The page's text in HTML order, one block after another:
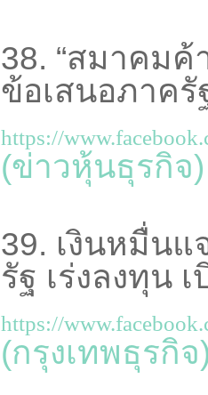
38. “สมาคม
ข้อเสนอภาครั
https://
(ข่าวหุ้นธุรกิจ)
39. เงินหมื่น
รัฐ เร่งลงทุน
https://
(กรุงเทพธุรกิจ